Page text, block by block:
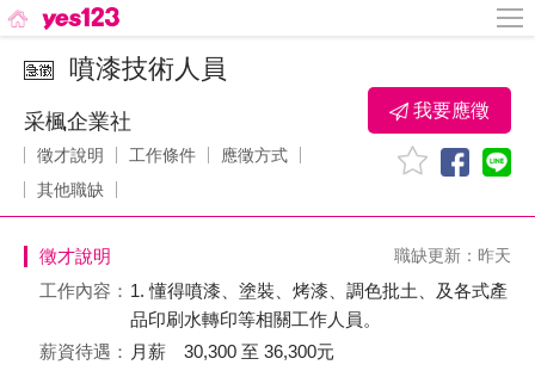
噴漆技術人員
采楓企業社
徵才說明 工作條件
應徵方式
其他職缺
我要應徵
徵才說明 職缺更新：昨天
工作內容： 1. 懂得噴漆、塗裝、烤漆、調色批土、及各式產
品印刷水轉印等相關工作人員。
薪資待遇： 月薪 30,300 至 36,300元